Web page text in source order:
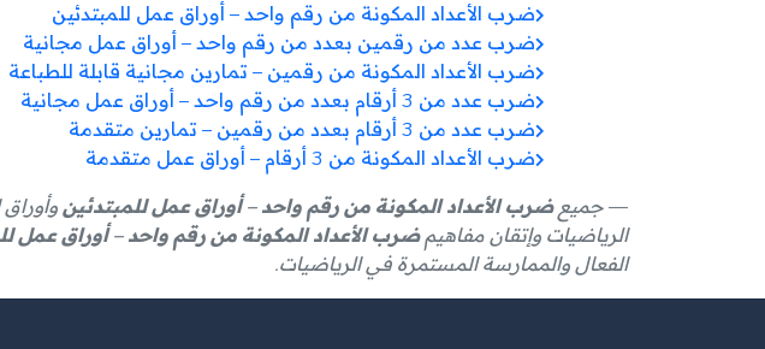
ضرب الأعداد المكونة من رقم واحد – أوراق عمل للمبتدئين
ضرب عدد من رقمين بعدد من رقم واحد – أوراق عمل مجانية
ضرب الأعداد المكونة من رقمين – تمارين مجانية قابلة للطباعة
ضرب عدد من 3 أرقام بعدد من رقم واحد – أوراق عمل مجانية
ضرب عدد من 3 أرقام بعدد من رقمين – تمارين متقدمة
ضرب الأعداد المكونة من 3 أرقام – أوراق عمل متقدمة
جميعضرب الأعداد المكونة من رقم واحد – أوراق عمل للمبتدئين
الرياضيات وإتقان مفاهيمضرب الأعداد المكونة من رقم واحد – أوراق عمل
الفعال والممارسة المستمرة في الرياضيات.